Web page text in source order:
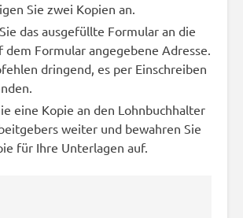
Sie zwei Kopien an.
das ausgefüllte Formular an die
dem Formular angegebene Adresse.
dringend, es per Einschreiben
eine Kopie an den Lohnbuchhalter
weiter und bewahren Sie
für Ihre Unterlagen auf.